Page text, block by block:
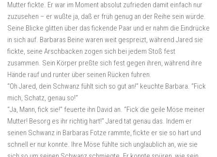
Mutter fickte. Er war im Moment absolut zufrieden damit einfach nur
zuzusehen – er wußte ja, daß er früh genug an der Reihe sein würde.
Seine Blicke glitten über das fickende Paar und er nahm die Eindrücke
in sich auf. Barbaras Beine waren weit gespreizt, während Jared sie
fickte, seine Arschbacken zogen sich bei jedem Stoß fest
zusammen. Sein Körper preßte sich fest gegen ihren, während ihre
Hände rauf und runter über seinen Rücken fuhren.
“Oh Jared, dein Schwanz fühlt sich so gut an!” keuchte Barbara. “Fick
mich, Schatz, genau so!“
“Ja, Mann, fick sie!” feuerte ihn David an. “Fick die geile Möse meiner
Mutter! Besorg es ihr richtig hart!” Jared tat genau das. Indem er
seinen Schwanz in Barbaras Fotze rammte, fickte er sie so hart und
schnell er nur konnte. Ihre Möse fühlte sich unglaublich an, wie sie